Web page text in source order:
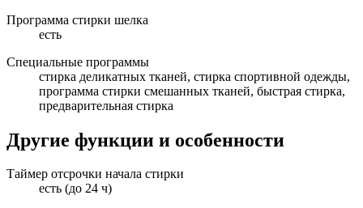
Программа стирки шелка
есть
Специальные программы
стирка деликатных тканей, стирка спортивной одежды,
программа стирки смешанных тканей, быстрая стирка,
предварительная стирка
Другие функции и особенности
Таймер отсрочки начала стирки
есть (до 24 ч)